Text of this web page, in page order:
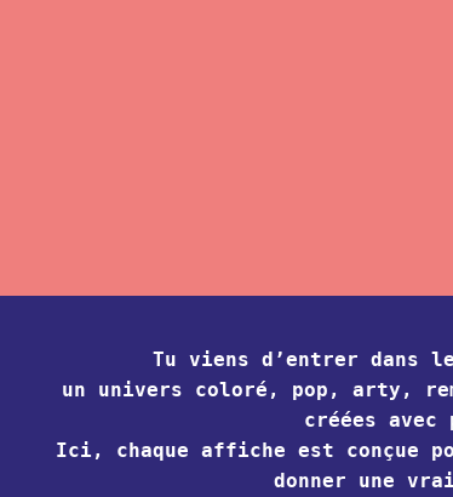
Tu viens d’entrer dans le
un univers coloré, pop, arty,
créées avec
Ici, chaque affiche est conçue
donner une